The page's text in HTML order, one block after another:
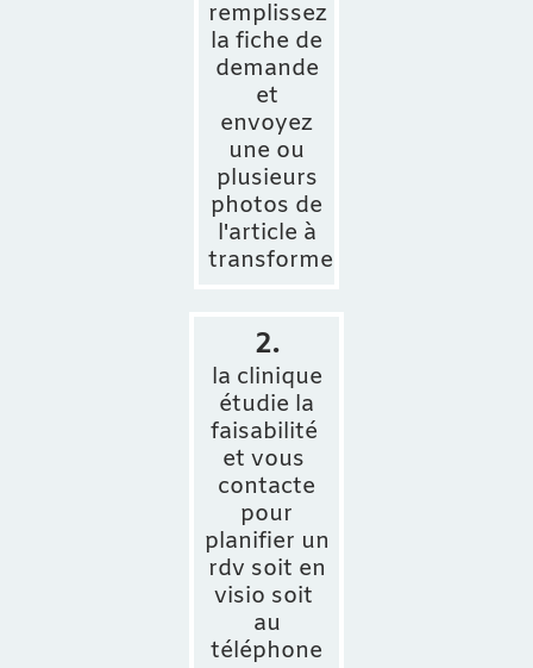
remplissez
la fiche de
demande
et
envoyez
une ou
plusieurs
photos de
l'article à
transformer
2.
la clinique
étudie la
faisabilité
et vous
contacte
pour
planifier un
rdv soit en
visio soit
au
téléphone